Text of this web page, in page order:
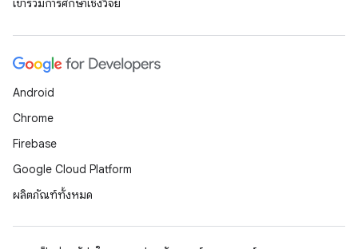
เข้าร่วมการศึกษาเชิงวิจัย
Android
Chrome
Firebase
Google Cloud Platform
ผลิตภัณฑ์ทั้งหมด